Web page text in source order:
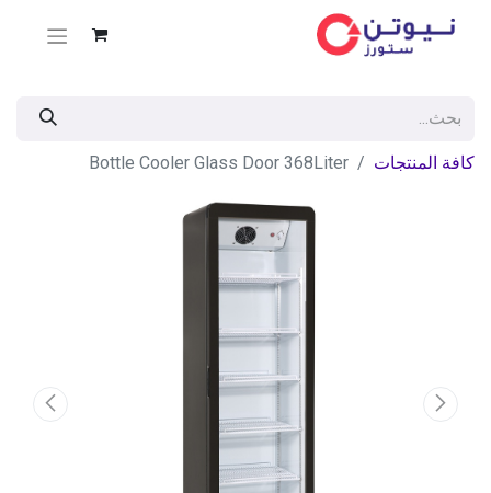
كافة المنتجات Bottle Cooler Glass Door 368Liter